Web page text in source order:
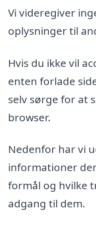
Vi videregiver
oplysninger til
Hvis du ikke vil
enten forlade
selv sørge for at
browser.
Nedenfor har vi
informationer
formål og hvilke
adgang til dem.